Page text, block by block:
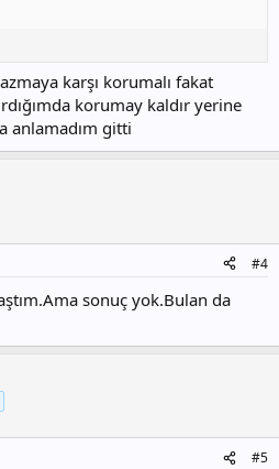
karşı korumalı fakat
korumay kaldır yerine
anlamadım gitti
#4
sonuç yok.Bulan da
#5